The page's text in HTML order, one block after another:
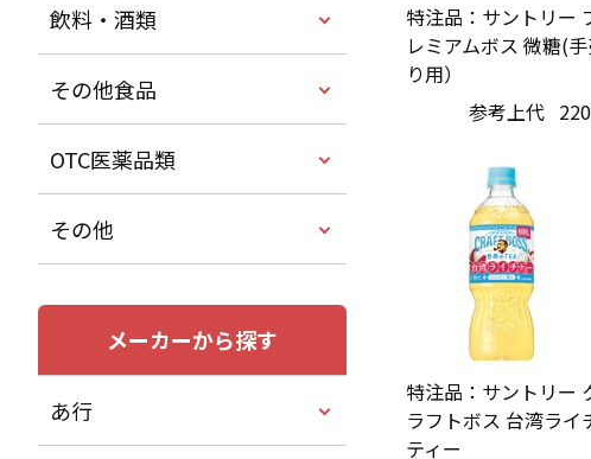
特注品：サントリー
レミアムボス 微糖(
り用）
参考上代
特注品：サントリー
ラフトボス 台湾ライ
ティー
飲料・酒類
その他食品
OTC医薬品類
その他
メーカーから探す
あ行